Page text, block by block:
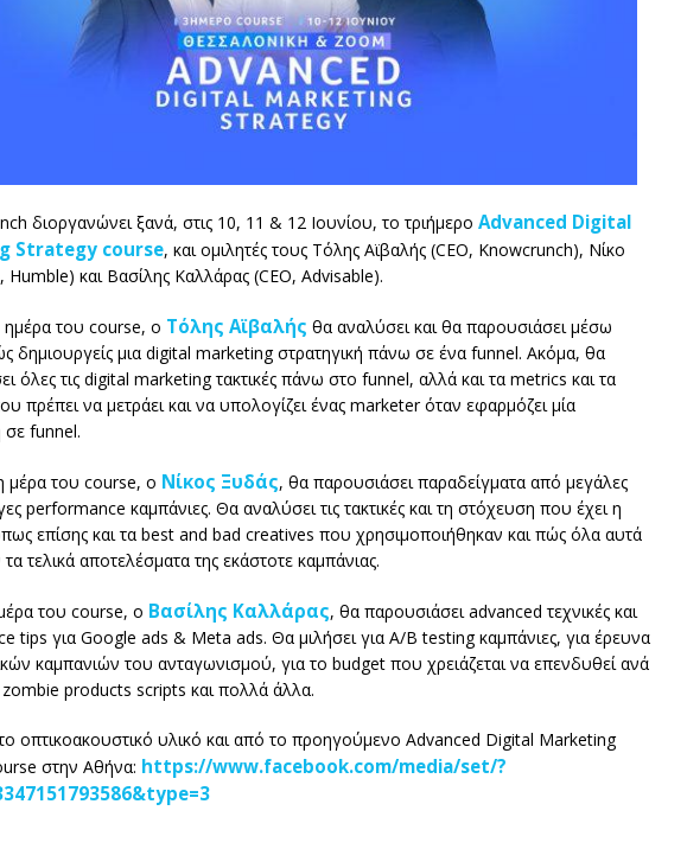
διοργανώνει ξανά, στις 10, 11 & 12 Ιουνίου, το τριήμερο Advanced Digital
Strategy course, και ομιλητές τους Τόλης Αϊβαλής (CEO, Knowcrunch), Νίκο
Humble) και Βασίλης Καλλάρας (CEO, Advisable).
του course, ο Τόλης Αϊβαλής θα αναλύσει και θα παρουσιάσει μέσω
δημιουργείς μια digital marketing στρατηγική πάνω σε ένα funnel. Ακόμα, θα
όλες τις digital marketing τακτικές πάνω στο funnel, αλλά και τα metrics και τα
πρέπει να μετράει και να υπολογίζει ένας marketer όταν εφαρμόζει μία
σε funnel.
μέρα του course, o Νίκος Ξυδάς, θα παρουσιάσει παραδείγματα από μεγάλες
performance καμπάνιες. Θα αναλύσει τις τακτικές και τη στόχευση που έχει η
επίσης και τα best and bad creatives που χρησιμοποιήθηκαν και πώς όλα αυτά
τελικά αποτελέσματα της εκάστοτε καμπάνιας.
του course, ο Βασίλης Καλλάρας, θα παρουσιάσει advanced τεχνικές και
tips για Google ads & Meta ads. Θα μιλήσει για Α/Β testing καμπάνιες, για έρευνα
καμπανιών του ανταγωνισμού, για το budget που χρειάζεται να επενδυθεί ανά
products scripts και πολλά άλλα.
οπτικοακουστικό υλικό και από το προηγούμενο Advanced Digital Marketing
στην Αθήνα: https://www.facebook.com/media/set/?